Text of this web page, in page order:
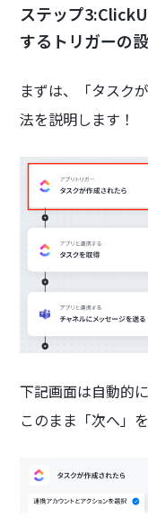
ステップ
するトリガーの
まずは、「タスク
法を説明します！
下記画面は自動的
このまま「次へ」